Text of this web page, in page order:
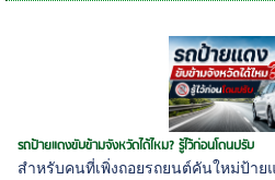
รถป้ายแดงขับข้ามจังหวัดได้ไหม? รู้ไว้ก่อนโดนปรับ
สำหรับคนที่เพิ่งถอยรถยนต์คันใหม่ป้าย